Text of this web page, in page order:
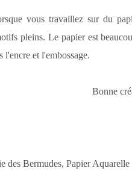
vous travaillez sur du
pleins. Le papier est
l'encre et l'embossage.
Bonne
des Bermudes, Papier Aquarelle